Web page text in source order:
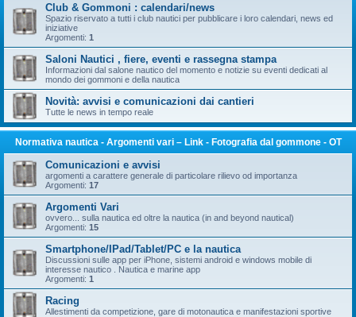
Club & Gommoni : calendari/news
Spazio riservato a tutti i club nautici per pubblicare i loro calendari, news ed
iniziative
Argomenti: 1
Saloni Nautici , fiere, eventi e rassegna stampa
Informazioni dal salone nautico del momento e notizie su eventi dedicati al
mondo dei gommoni e della nautica
Novità: avvisi e comunicazioni dai cantieri
Tutte le news in tempo reale
Normativa nautica - Argomenti vari – Link - Fotografia dal gommone - OT
Comunicazioni e avvisi
argomenti a carattere generale di particolare rilievo od importanza
Argomenti: 17
Argomenti Vari
ovvero... sulla nautica ed oltre la nautica (in and beyond nautical)
Argomenti: 15
Smartphone/IPad/Tablet/PC e la nautica
Discussioni sulle app per iPhone, sistemi android e windows mobile di
interesse nautico . Nautica e marine app
Argomenti: 1
Racing
Allestimenti da competizione, gare di motonautica e manifestazioni sportive